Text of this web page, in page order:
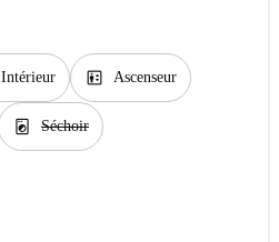
Intérieur elevator Ascenseur
local_laundry_service Séchoir